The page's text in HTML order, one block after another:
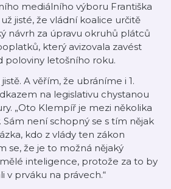
mediálního výboru Františka
jisté, že vládní koalice určitě
návrh za úpravu okruhů plátců
který avizovala zavést
poloviny letošního roku.
A věřím, že ubráníme i 1.
na legislativu chystanou
„Oto Klempíř je mezi několika
není schopný se s tím nějak
kdo z vlády ten zákon
se, že je to možná nějaký
inteligence, protože za to by
v prváku na právech.“